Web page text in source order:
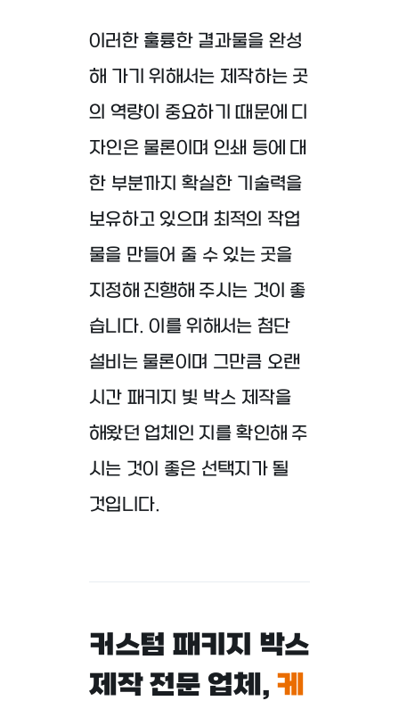
이러한 훌륭한 결과물을 완성
해 가기 위해서는 제작하는 곳
의 역량이 중요하기 때문에 디
자인은 물론이며 인쇄 등에 대
한 부분까지 확실한 기술력을
보유하고 있으며 최적의 작업
물을 만들어 줄 수 있는 곳을
지정해 진행해 주시는 것이 좋
습니다. 이를 위해서는 첨단
설비는 물론이며 그만큼 오랜
시간 패키지 빛 박스 제작을
해왔던 업체인 지를확인해 주
시는 것이 좋은 선택지가 될
것입니다.
커스텀 패키지 박스
제작 전문 업체, 케